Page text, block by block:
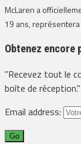
McLaren a
19 ans,
Obtenez encore
"Recevez tout le
boîte de réception."
Email address: